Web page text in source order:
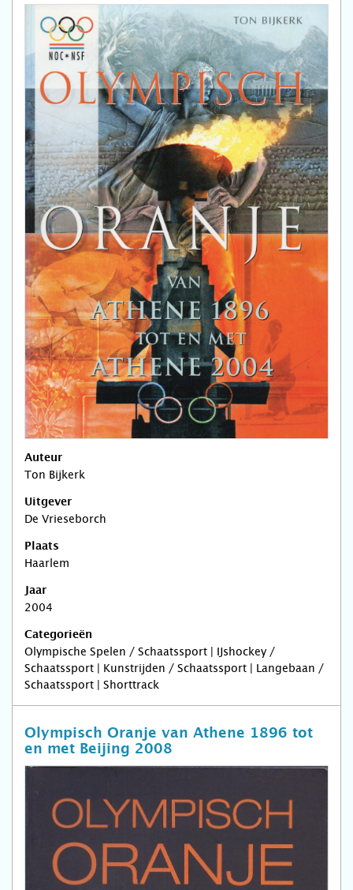
Auteur
Ton Bijkerk
Uitgever
De Vrieseborch
Plaats
Haarlem
Jaar
2004
Categorieën
Olympische Spelen / Schaatssport | IJshockey /
Schaatssport | Kunstrijden / Schaatssport | Langebaan /
Schaatssport | Shorttrack
Olympisch Oranje van Athene 1896 tot
en met Beijing 2008